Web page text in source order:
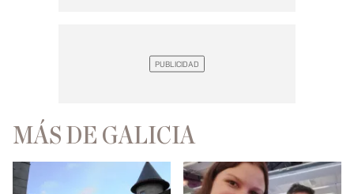
MÁS DE GALICIA